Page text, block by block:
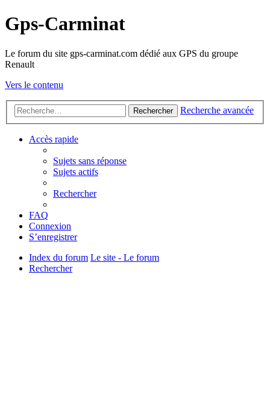
Gps-Carminat
Le forum du site gps-carminat.com dédié aux GPS du groupe
Renault
Vers le contenu
Rechercher Recherche avancée
Accès rapide
Sujets sans réponse
Sujets actifs
Rechercher
FAQ
Connexion
S’enregistrer
Index du forum Le site - Le forum
Rechercher